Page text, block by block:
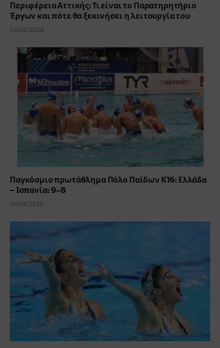
Περιφέρεια Αττικής: Τι είναι το Παρατηρητήριο
Έργων και πότε θα ξεκινήσει η λειτουργία του
06/08/2026
Παγκόσμιο πρωτάθλημα Πόλο Παίδων Κ16: Ελλάδα
– Ισπανία: 9-8
05/08/2026